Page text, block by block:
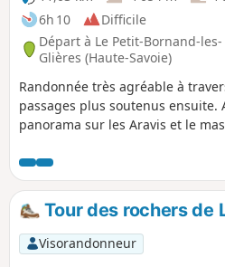
6h 10
Difficile
Départ à Le Petit-Bornand-les-
Glières (Haute-Savoie)
Randonnée très agréable à
passages plus soutenus ensuite.
panorama sur les Aravis et le
cheminement. La présence de
la course.
Tour des rochers de
Visorandonneur